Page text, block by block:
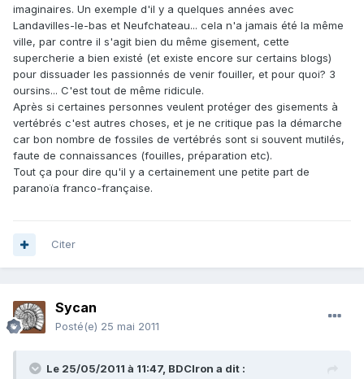
imaginaires. Un exemple d'il y a quelques années avec
Landavilles-le-bas et Neufchateau... cela n'a jamais été la même
ville, par contre il s'agit bien du même gisement, cette
supercherie a bien existé (et existe encore sur certains blogs)
pour dissuader les passionnés de venir fouiller, et pour quoi? 3
oursins... C'est tout de même ridicule.
Après si certaines personnes veulent protéger des gisements à
vertébrés c'est autres choses, et je ne critique pas la démarche
car bon nombre de fossiles de vertébrés sont si souvent mutilés,
faute de connaissances (fouilles, préparation etc).
Tout ça pour dire qu'il y a certainement une petite part de
paranoïa franco-française.
Citer
Sycan
Posté(e) 25 mai 2011
Le 25/05/2011 à 11:47, BDCIron a dit :